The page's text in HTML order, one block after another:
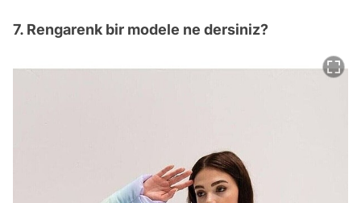
7. Rengarenk bir modele ne dersiniz?